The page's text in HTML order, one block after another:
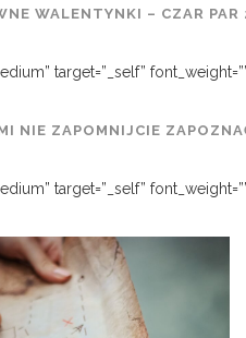
WALENTYNKI – CZAR
target=”_self”
NIE ZAPOMNIJCIE
target=”_self”